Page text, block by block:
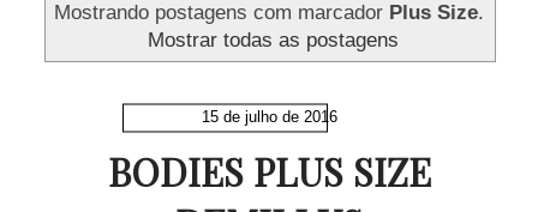
Mostrando postagens com marcador Plus Size.
Mostrar todas as postagens
15 de julho de 2016
BODIES PLUS SIZE